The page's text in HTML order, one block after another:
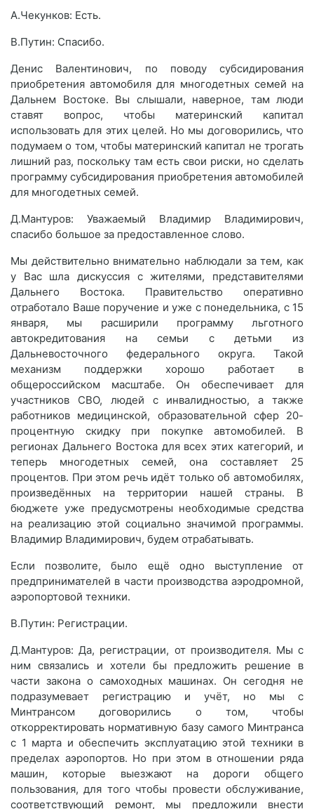
А.Чекунков: Есть.
В.Путин: Спасибо.
Денис Валентинович, по поводу субсидирования
приобретения автомобиля для многодетных семей на
Дальнем Востоке. Вы слышали, наверное, там люди
ставят вопрос, чтобы материнский капитал
использовать для этих целей. Но мы договорились, что
подумаем о том, чтобы материнский капитал не трогать
лишний раз, поскольку там есть свои риски, но сделать
программу субсидирования приобретения автомобилей
для многодетных семей.
Д.Мантуров: Уважаемый Владимир Владимирович,
спасибо большое за предоставленное слово.
Мы действительно внимательно наблюдали за тем, как
у Вас шла дискуссия с жителями, представителями
Дальнего Востока. Правительство оперативно
отработало Ваше поручение и уже с понедельника, с 15
января, мы расширили программу льготного
автокредитования на семьи с детьми из
Дальневосточного федерального округа. Такой
механизм поддержки хорошо работает в
общероссийском масштабе. Он обеспечивает для
участников СВО, людей с инвалидностью, а также
работников медицинской, образовательной сфер 20-
процентную скидку при покупке автомобилей. В
регионах Дальнего Востока для всех этих категорий, и
теперь многодетных семей, она составляет 25
процентов. При этом речь идёт только об автомобилях,
произведённых на территории нашей страны. В
бюджете уже предусмотрены необходимые средства
на реализацию этой социально значимой программы.
Владимир Владимирович, будем отрабатывать.
Если позволите, было ещё одно выступление от
предпринимателей в части производства аэродромной,
аэропортовой техники.
В.Путин: Регистрации.
Д.Мантуров: Да, регистрации, от производителя. Мы с
ним связались и хотели бы предложить решение в
части закона о самоходных машинах. Он сегодня не
подразумевает регистрацию и учёт, но мы с
Минтрансом договорились о том, чтобы
откорректировать нормативную базу самого Минтранса
с 1 марта и обеспечить эксплуатацию этой техники в
пределах аэропортов. Но при этом в отношении ряда
машин, которые выезжают на дороги общего
пользования, для того чтобы провести обслуживание,
соответствующий ремонт, мы предложили внести